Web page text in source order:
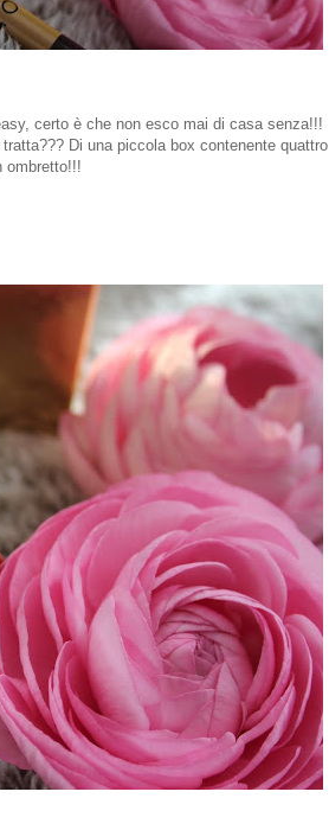
certo è che non esco mai di casa senza!!!
Di una piccola box contenente quattro
ombretto!!!